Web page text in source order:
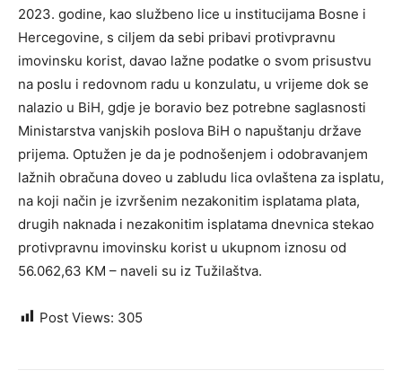
2023. godine, kao službeno lice u institucijama Bosne i
Hercegovine, s ciljem da sebi pribavi protivpravnu
imovinsku korist, davao lažne podatke o svom prisustvu
na poslu i redovnom radu u konzulatu, u vrijeme dok se
nalazio u BiH, gdje je boravio bez potrebne saglasnosti
Ministarstva vanjskih poslova BiH o napuštanju države
prijema. Optužen je da je podnošenjem i odobravanjem
lažnih obračuna doveo u zabludu lica ovlaštena za isplatu,
na koji način je izvršenim nezakonitim isplatama plata,
drugih naknada i nezakonitim isplatama dnevnica stekao
protivpravnu imovinsku korist u ukupnom iznosu od
56.062,63 KM – naveli su iz Tužilaštva.
Post Views: 305